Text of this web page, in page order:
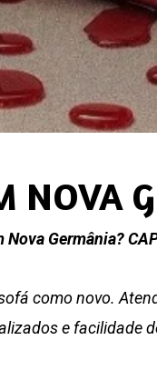
NOVA
Germânia?
como novo.
e facilidade